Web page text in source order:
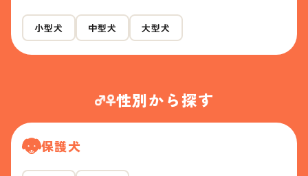
小型犬 中型犬 大型犬
性別から探す
保護犬